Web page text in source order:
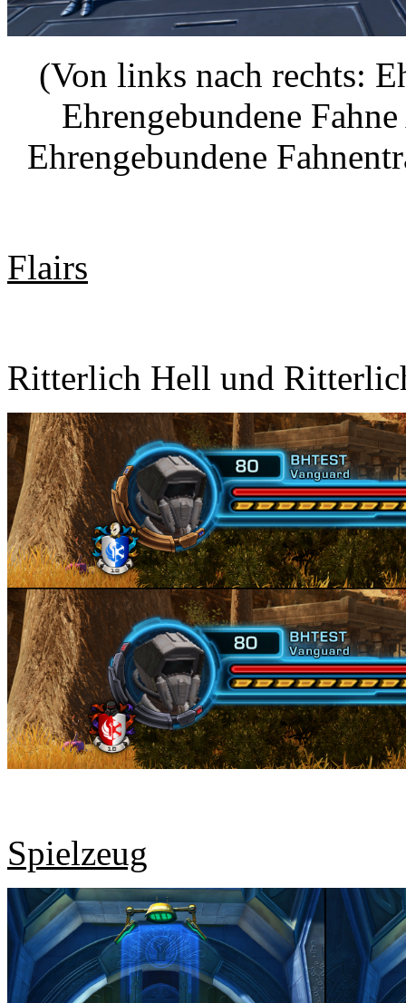
(Von links nach rechts:
Ehrengebundene
Ehrengebundene
Flairs
Ritterlich Hell und
Spielzeug